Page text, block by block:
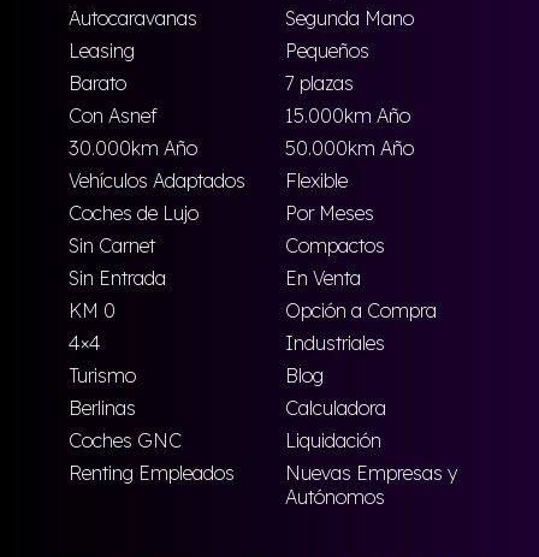
Autocaravanas
Segunda Mano
Leasing
Pequeños
Barato
7 plazas
Con Asnef
15.000km Año
30.000km Año
50.000km Año
Vehículos Adaptados
Flexible
Coches de Lujo
Por Meses
Sin Carnet
Compactos
Sin Entrada
En Venta
KM 0
Opción a Compra
4×4
Industriales
Turismo
Blog
Berlinas
Calculadora
Coches GNC
Liquidación
Renting Empleados
Nuevas Empresas y
Autónomos